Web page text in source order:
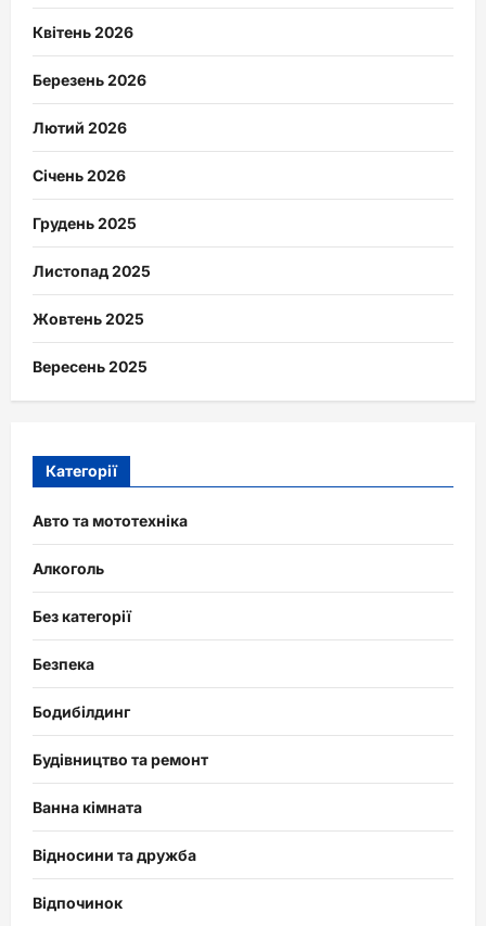
Квітень 2026
Березень 2026
Лютий 2026
Січень 2026
Грудень 2025
Листопад 2025
Жовтень 2025
Вересень 2025
Категорії
Авто та мототехніка
Алкоголь
Без категорії
Безпека
Бодибілдинг
Будівництво та ремонт
Ванна кімната
Відносини та дружба
Відпочинок